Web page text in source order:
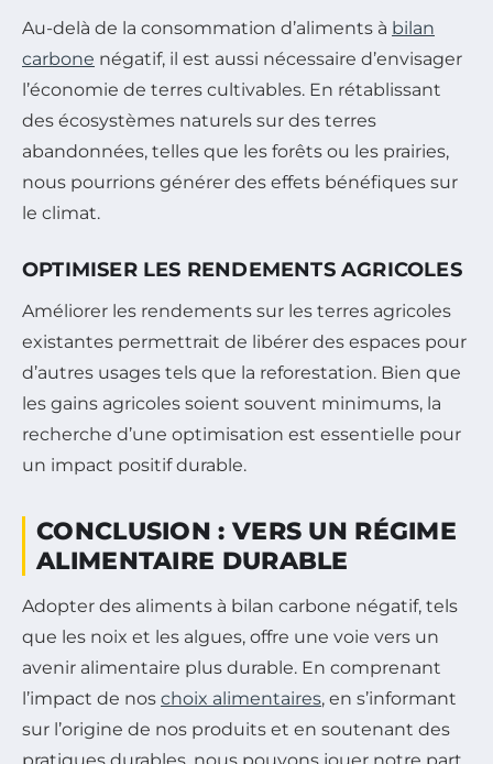
Au-delà de la consommation d’aliments à bilan
carbone négatif, il est aussi nécessaire d’envisager
l’économie de terres cultivables. En rétablissant
des écosystèmes naturels sur des terres
abandonnées, telles que les forêts ou les prairies,
nous pourrions générer des effets bénéfiques sur
le climat.
OPTIMISER LES RENDEMENTS AGRICOLES
Améliorer les rendements sur les terres agricoles
existantes permettrait de libérer des espaces pour
d’autres usages tels que la reforestation. Bien que
les gains agricoles soient souvent minimums, la
recherche d’une optimisation est essentielle pour
un impact positif durable.
CONCLUSION : VERS UN RÉGIME
ALIMENTAIRE DURABLE
Adopter des aliments à bilan carbone négatif, tels
que les noix et les algues, offre une voie vers un
avenir alimentaire plus durable. En comprenant
l’impact de nos choix alimentaires, en s’informant
sur l’origine de nos produits et en soutenant des